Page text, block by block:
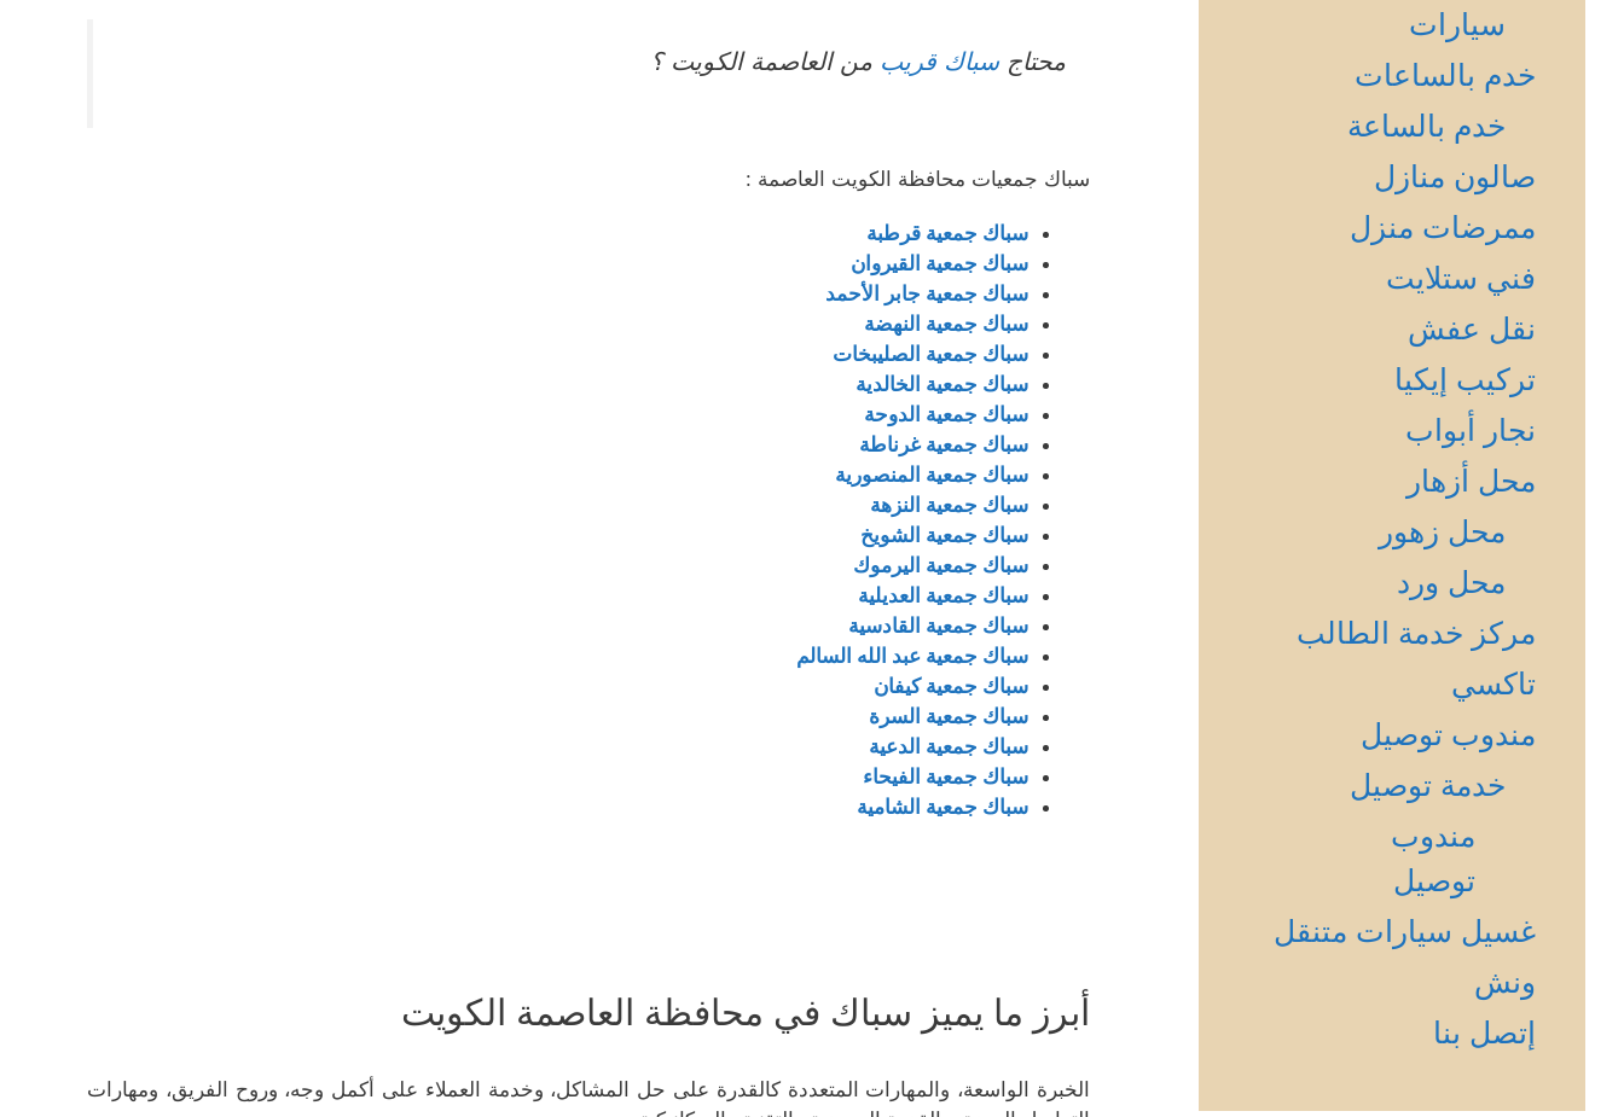
محتاج سباك قريب من العاصمة الكويت ؟
سباك جمعيات محافظة الكويت العاصمة :
سباك جمعية قرطبة
سباك جمعية القيروان
سباك جمعية جابر الأحمد
سباك جمعية النهضة
سباك جمعية الصليبخات
سباك جمعية الخالدية
سباك جمعية الدوحة
سباك جمعية غرناطة
سباك جمعية المنصورية
سباك جمعية النزهة
سباك جمعية الشويخ
سباك جمعية اليرموك
سباك جمعية العديلية
سباك جمعية القادسية
سباك جمعية عبد الله السالم
سباك جمعية كيفان
سباك جمعية السرة
سباك جمعية الدعية
سباك جمعية الفيحاء
سباك جمعية الشامية
أبرز ما يميز سباك في محافظة العاصمة الكويت
الخبرة الواسعة، والمهارات المتعددة كالقدرة على حل المشاكل، وخدمة العملاء على أكمل وجه، وروح الفريق، ومهارات
سيارات
خدم بالساعات
خدم بالساعة
صالون منازل
ممرضات منزل
فني ستلايت
نقل عفش
تركيب إيكيا
نجار أبواب
محل أزهار
محل زهور
محل ورد
مركز خدمة الطالب
تاكسي
مندوب توصيل
خدمة توصيل
مندوب
توصيل
غسيل سيارات متنقل
ونش
إتصل بنا